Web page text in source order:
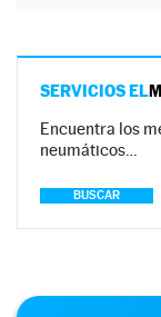
SERVICIOS EL
Encuentra los
neumáticos…
BUSCAR